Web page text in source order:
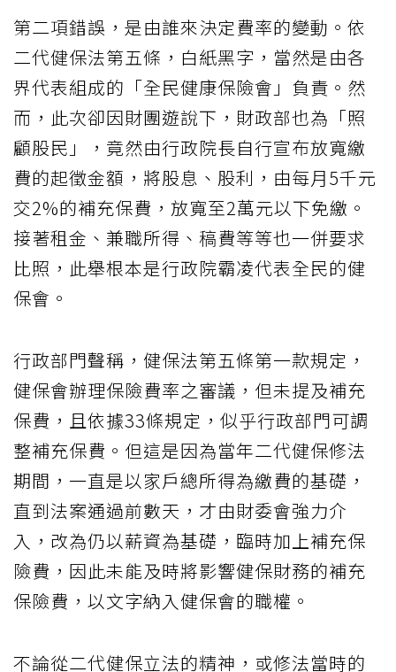
第二項錯誤，是由誰來決定費率的變動。依
二代健保法第五條，白紙黑字，當然是由各
界代表組成的「全民健康保險會」負責。然
而，此次卻因財團遊說下，財政部也為「照
顧股民」，竟然由行政院長自行宣布放寬繳
費的起徵金額，將股息、股利，由每月5千元
交2%的補充保費，放寬至2萬元以下免繳。
接著租金、兼職所得、稿費等等也一併要求
比照，此舉根本是行政院霸凌代表全民的健
保會。
行政部門聲稱，健保法第五條第一款規定，
健保會辦理保險費率之審議，但未提及補充
保費，且依據33條規定，似乎行政部門可調
整補充保費。但這是因為當年二代健保修法
期間，一直是以家戶總所得為繳費的基礎，
直到法案通過前數天，才由財委會強力介
入，改為仍以薪資為基礎，臨時加上補充保
險費，因此未能及時將影響健保財務的補充
保險費，以文字納入健保會的職權。
不論從二代健保立法的精神，或修法當時的